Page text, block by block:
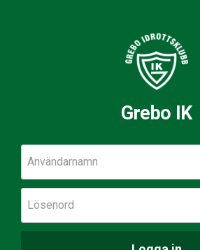
Grebo IK
Användarnamn
Lösenord